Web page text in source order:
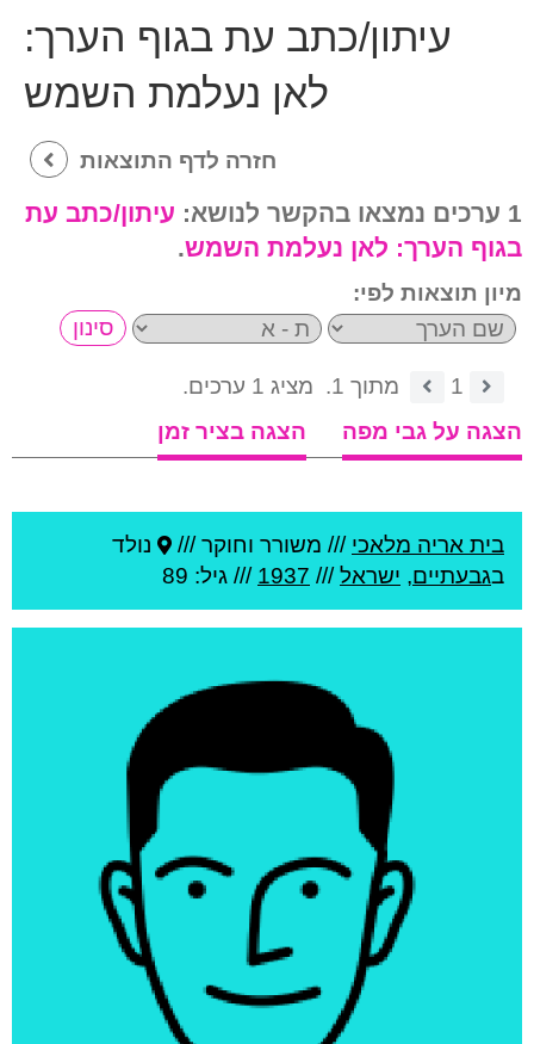
עיתון/כתב עת בגוף הערך:
לאן נעלמת השמש
חזרה לדף התוצאות
1 ערכים נמצאו בהקשר לנושא:
עיתון/כתב עת
בגוף הערך: לאן נעלמת השמש.
מיון תוצאות לפי:
1 מתוך 1.
מציג 1 ערכים.
הצגה על גבי מפה
הצגה בציר זמן
בית אריה מלאכי /// משורר וחוקר ///
נולד
בגבעתיים, ישראל///
1937 /// גיל: 89